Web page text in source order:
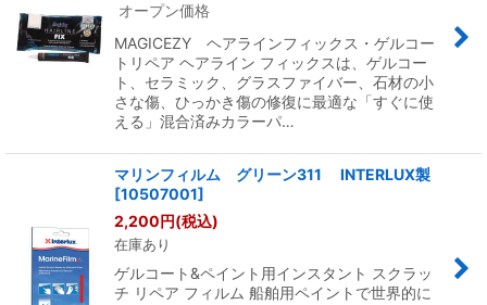
オープン価格
MAGICEZY ヘアラインフィックス・ゲルコー
トリペア ヘアライン フィックスは、ゲルコー
ト、セラミック、グラスファイバー、石材の小
さな傷、ひっかき傷の修復に最適な「すぐに使
える」混合済みカラーパ…
マリンフィルム グリーン311 INTERLUX製
[10507001]
2,200円(税込)
在庫あり
ゲルコート&ペイント用インスタント スクラッ
チ リペア フィルム 船舶用ペイントで世界的に